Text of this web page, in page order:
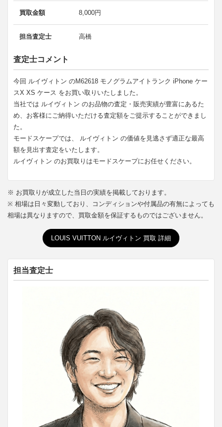
買取金額 8,000円
担当査定士 高橋
査定士コメント
今回 ルイヴィトン のM62618 モノグラムアイトランク iPhone ケー
スX XS ケース をお買い取りいたしました。
当社では ルイヴィトン のお品物の査定・販売実績が豊富にあるた
め、お客様にご納得いただける査定額をご提示することができまし
た。
モードスケープでは、 ルイヴィトン の価値を見逃さず適正な最高
額を見出す査定をいたします。
ルイヴィトン のお買取りはモードスケープにお任せください。
※ お買取りが成立した当日の実績を掲載しております。
※ 相場は日々変動しており、コンディションや付属品の有無によっても
相場は異なりますので、買取金額を保証するものではございません。
LOUIS VUITTON ルイヴィトン 買取 詳細
担当査定士